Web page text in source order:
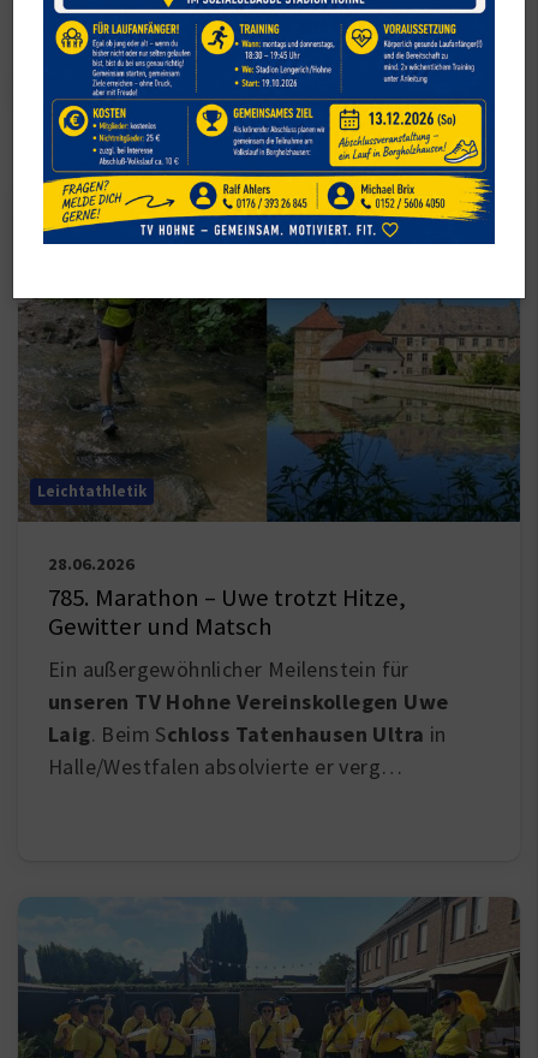
Leichtathletik
28.06.2026
785. Marathon – Uwe trotzt Hitze,
Gewitter und Matsch
Ein außergewöhnlicher Meilenstein für
unseren TV Hohne Vereinskollegen Uwe
Laig. Beim Schloss Tatenhausen Ultra in
Halle/Westfalen absolvierte er verg…